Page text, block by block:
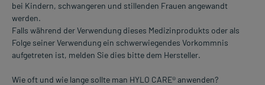
bei Kindern, schwangeren und stillenden Frauen angewandt
werden.
Falls während der Verwendung dieses Medizinprodukts oder als
Folge seiner Verwendung ein schwerwiegendes Vorkommnis
aufgetreten ist, melden Sie dies bitte dem Hersteller.
Wie oft und wie lange sollte man HYLO CARE® anwenden?